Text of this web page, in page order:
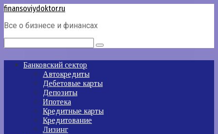
Перейти
контенту
finansoviydoktor.ru
Все о бизнесе и финансах
Банковский сектор
Автокредиты
Дебетовые карты
Депозиты
Ипотека
Кредитные карты
Кредитование
Лизинг